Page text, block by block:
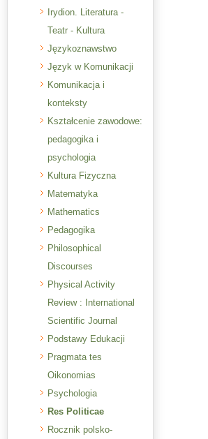
Irydion. Literatura -
Teatr - Kultura
Językoznawstwo
Język w Komunikacji
Komunikacja i
konteksty
Kształcenie zawodowe:
pedagogika i
psychologia
Kultura Fizyczna
Matematyka
Mathematics
Pedagogika
Philosophical
Discourses
Physical Activity
Review : International
Scientific Journal
Podstawy Edukacji
Pragmata tes
Oikonomias
Psychologia
Res Politicae
Rocznik polsko-